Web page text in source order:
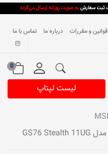
قوانین و مقررات درباره ما تماس با ما
0
لیست لپتاپ